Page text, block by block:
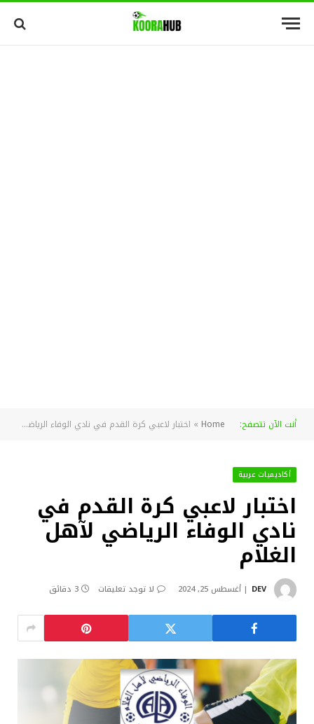
أنت الآن تتصفح: Home
» اختبار لاعبي كرة القدم في نادي الوفاء الرياضي لآهل الغلام
أكاديميات عربية
اختبار لاعبي كرة القدم في
نادي الوفاء الرياضي لآهل
الغلام
DEV أغسطس 25, 2024 لا توجد تعليقات 3 دقائق